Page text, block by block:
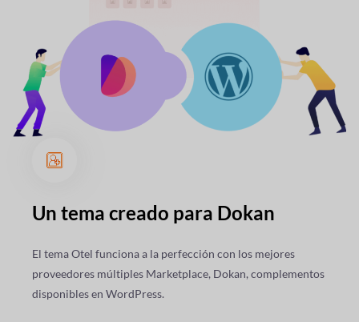
Un tema creado para Dokan
El tema Otel funciona a la perfección con los mejores
proveedores múltiples Marketplace, Dokan, complementos
disponibles en WordPress.